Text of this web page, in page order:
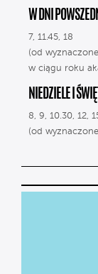
W DNI
7, 11.45, 18
(od
w ciągu roku
NIEDZIELE I
8, 9, 10.30, 12,
(od